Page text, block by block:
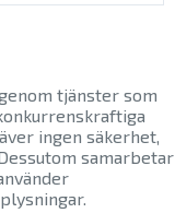
tjänster som
ingen säkerhet,
samarbetar